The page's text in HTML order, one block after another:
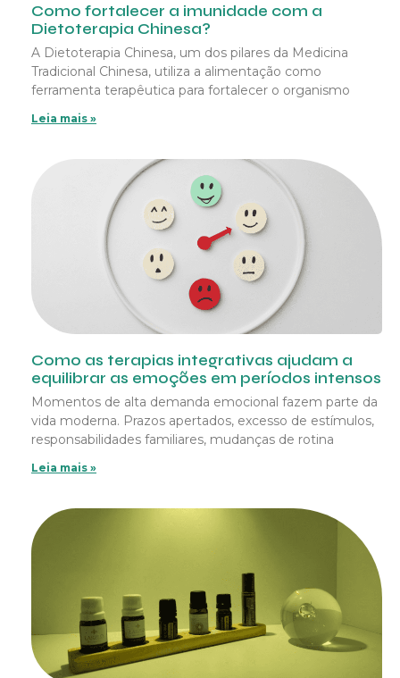
Como fortalecer a imunidade com a
Dietoterapia Chinesa?
A Dietoterapia Chinesa, um dos pilares da Medicina
Tradicional Chinesa, utiliza a alimentação como
ferramenta terapêutica para fortalecer o organismo
Leia mais »
Como as terapias integrativas ajudam a
equilibrar as emoções em períodos intensos
Momentos de alta demanda emocional fazem parte da
vida moderna. Prazos apertados, excesso de estímulos,
responsabilidades familiares, mudanças de rotina
Leia mais »